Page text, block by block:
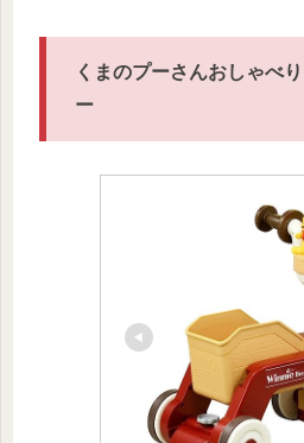
くまのプーさんおしゃべ
ー